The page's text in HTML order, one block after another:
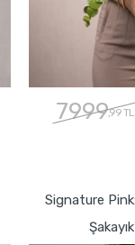
7999,99 TL
Signature